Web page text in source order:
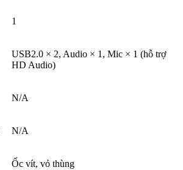
1
USB2.0 × 2, Audio × 1, Mic × 1 (hỗ trợ
HD Audio)
N/A
N/A
Ốc vít, vỏ thùng